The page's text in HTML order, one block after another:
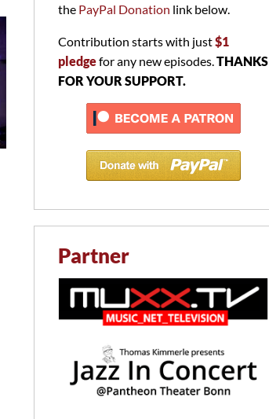
the PayPal Donation link below.
Contribution starts with just$1
pledgefor any new episodes. THANKS
FOR YOUR SUPPORT.
Partner